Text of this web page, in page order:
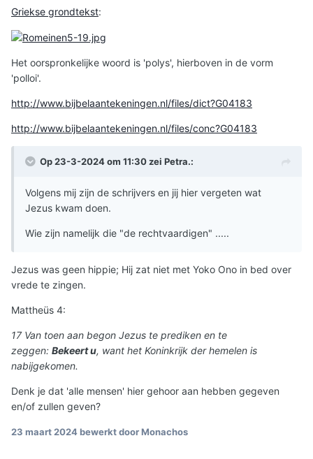
Griekse grondtekst:
Het oorspronkelijke woord is 'polys', hierboven in de vorm
'polloi'.
http://www.bijbelaantekeningen.nl/files/dict?G04183
http://www.bijbelaantekeningen.nl/files/conc?G04183
Op 23-3-2024 om 11:30 zei Petra.:
Volgens mij zijn de schrijvers en jij hier vergeten wat
Jezus kwam doen.
Wie zijn namelijk die "de rechtvaardigen" .....
Jezus was geen hippie; Hij zat niet met Yoko Ono in bed over
vrede te zingen.
Mattheüs 4:
17 Van toen aan begon Jezus te prediken en te
zeggen: Bekeert u, want het Koninkrijk der hemelen is
nabijgekomen.
Denk je dat 'alle mensen' hier gehoor aan hebben gegeven
en/of zullen geven?
23 maart 2024bewerkt door Monachos